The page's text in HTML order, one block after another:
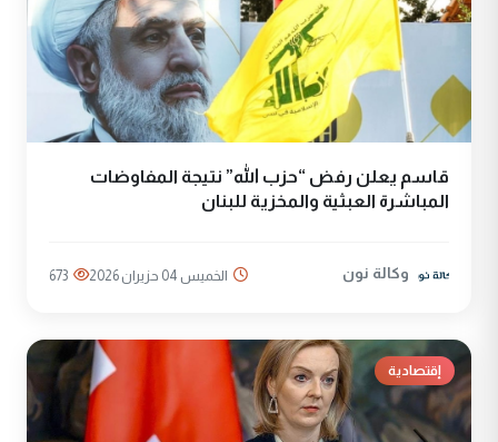
قاسم يعلن رفض “حزب الله” نتيجة المفاوضات
المباشرة العبثية والمخزية للبنان
وكالة نون الخميس 04 حزيران 2026 673
إقتصادية